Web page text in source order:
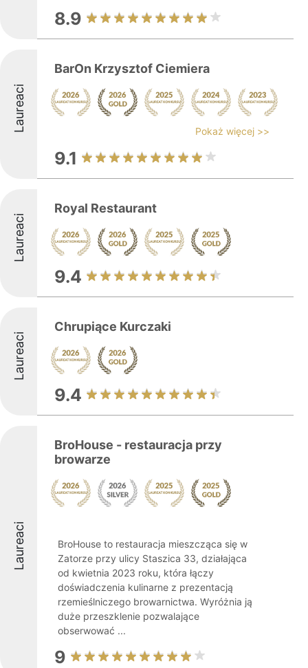
8.9
Laureaci
BarOn Krzysztof Ciemiera
Pokaż więcej >>
9.1
Laureaci
Royal Restaurant
9.4
Laureaci
Chrupiące Kurczaki
9.4
Laureaci
BroHouse - restauracja przy
browarze
BroHouse to restauracja mieszcząca się w
Zatorze przy ulicy Staszica 33, działająca
od kwietnia 2023 roku, która łączy
doświadczenia kulinarne z prezentacją
rzemieślniczego browarnictwa. Wyróżnia ją
duże przeszklenie pozwalające
obserwować ...
9